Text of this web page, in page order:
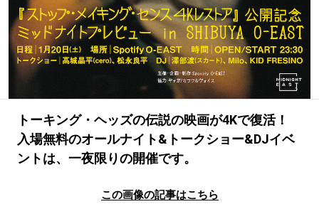
トーキング・ヘッズの伝説の映画が4Kで復活！
入場無料のオールナイト&トークショー&DJイベ
ントは、一夜限りの開催です。
この画像の記事はこちら